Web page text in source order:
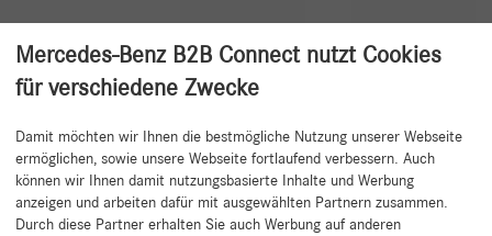
Mercedes-Benz B2B Connect nutzt Cookies
für verschiedene Zwecke
Damit möchten wir Ihnen die bestmögliche Nutzung unserer Webseite
ermöglichen, sowie unsere Webseite fortlaufend verbessern. Auch
können wir Ihnen damit nutzungsbasierte Inhalte und Werbung
anzeigen und arbeiten dafür mit ausgewählten Partnern zusammen.
Durch diese Partner erhalten Sie auch Werbung auf anderen
Zurück zum Anfang